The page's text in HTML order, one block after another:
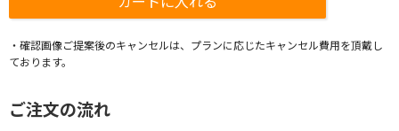
・確認画像ご提案後のキャンセルは、プランに応じたキャンセル費用を頂戴し
ております。
ご注文の流れ